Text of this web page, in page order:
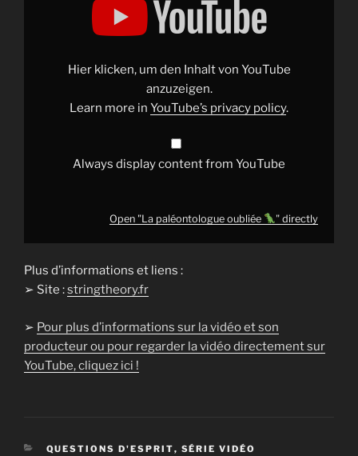
paléontologue
YouTubeHier klicken, um den Inhalt von YouTube
anzuzeigen.
Learn more in YouTube’s privacy policy.
Always display content from YouTube
Open "La paléontologue oubliée " directly
Plus d’informations et liens :
➢ Site :stringtheory.fr
➢ Pour plus d’informations sur la vidéo et son
producteur ou pour regarder la vidéo directement sur
YouTube, cliquez ici !
CATÉGORIES
QUESTIONS D'ESPRIT, SÉRIE VIDÉO